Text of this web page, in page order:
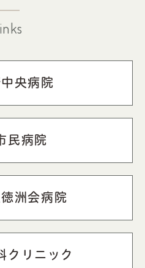
央病院
民病院
洲会病院
クリニック